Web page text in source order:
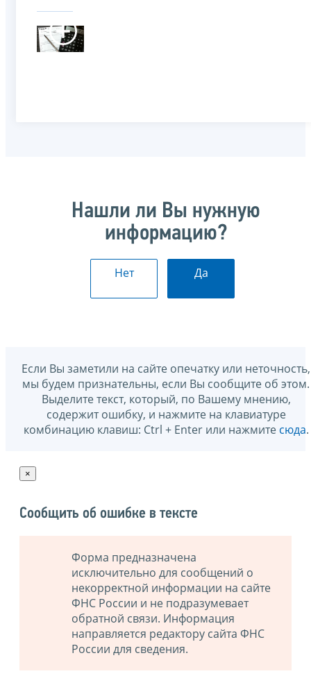
Нашли ли Вы нужную
информацию?
Нет Да
Если Вы заметили на сайте опечатку или неточность,
мы будем признательны, если Вы сообщите об этом.
Выделите текст, который, по Вашему мнению,
содержит ошибку, и нажмите на клавиатуре
комбинацию клавиш: Ctrl + Enter или нажмите сюда.
×
Сообщить об ошибке в тексте
Форма предназначена
исключительно для сообщений о
некорректной информации на сайте
ФНС России и не подразумевает
обратной связи. Информация
направляется редактору сайта ФНС
России для сведения.